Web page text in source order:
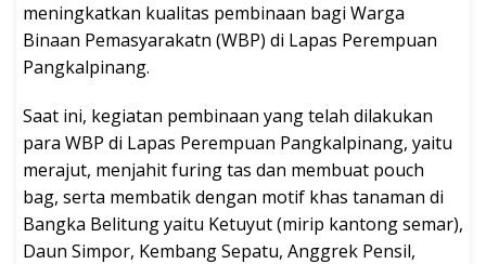
meningkatkan kualitas pembinaan bagi Warga
Binaan Pemasyarakatn (WBP) di Lapas Perempuan
Pangkalpinang.
Saat ini, kegiatan pembinaan yang telah dilakukan
para WBP di Lapas Perempuan Pangkalpinang, yaitu
merajut, menjahit furing tas dan membuat pouch
bag, serta membatik dengan motif khas tanaman di
Bangka Belitung yaitu Ketuyut (mirip kantong semar),
Daun Simpor, Kembang Sepatu, Anggrek Pensil,